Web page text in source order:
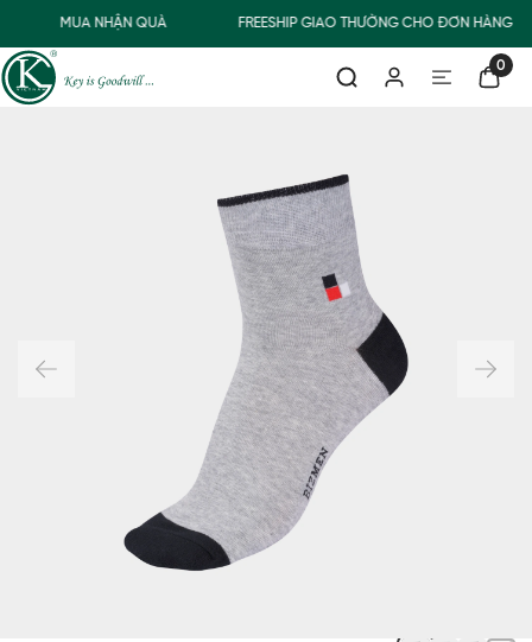
MUA NHẬN QUÀ FREESHIP GIAO THƯỜNG CHO ĐƠN HÀNG
0